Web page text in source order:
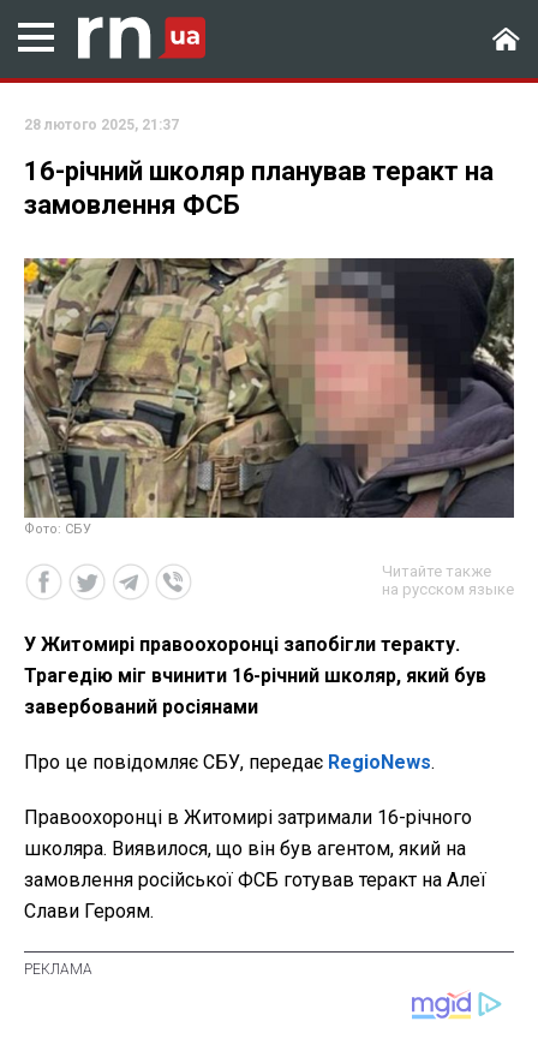
28 лютого 2025, 21:37
16-річний школяр планував теракт на
замовлення ФСБ
Фото: СБУ
Читайте также
на русском языке
У Житомирі правоохоронці запобігли теракту.
Трагедію міг вчинити 16-річний школяр, який був
завербований росіянами
Про це повідомляє СБУ, передає RegioNews.
Правоохоронці в Житомирі затримали 16-річного
школяра. Виявилося, що він був агентом, який на
замовлення російської ФСБ готував теракт на Алеї
Слави Героям.